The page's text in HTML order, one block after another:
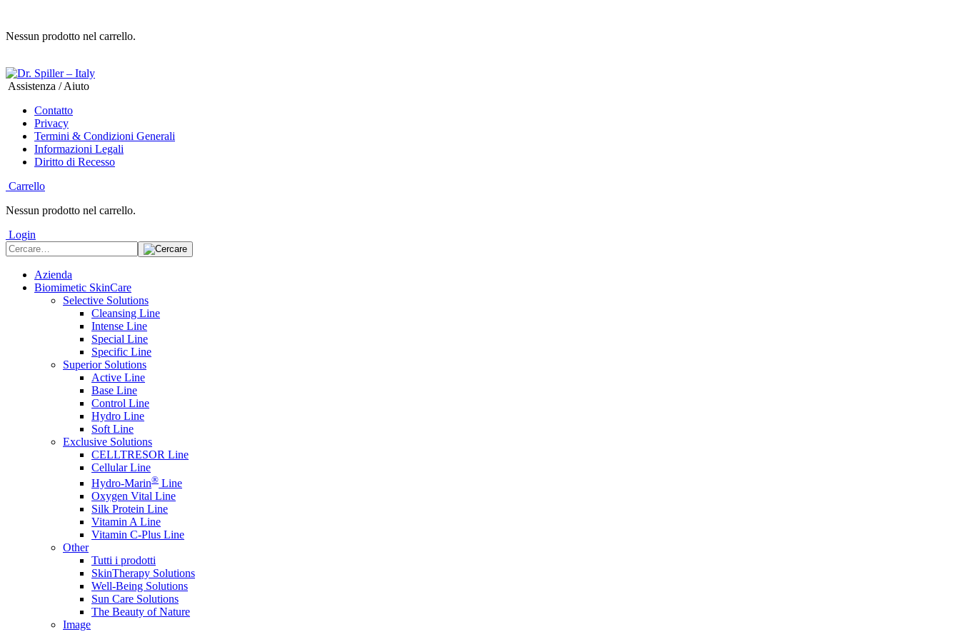
Nessun prodotto nel carrello.
Assistenza / Aiuto
Contatto
Privacy
Termini & Condizioni Generali
Informazioni Legali
Diritto di Recesso
Carrello
Nessun prodotto nel carrello.
Login
Azienda
Biomimetic SkinCare
Selective Solutions
Cleansing Line
Intense Line
Special Line
Specific Line
Superior Solutions
Active Line
Base Line
Control Line
Hydro Line
Soft Line
Exclusive Solutions
CELLTRESOR Line
Cellular Line
Hydro-Marin® Line
Oxygen Vital Line
Silk Protein Line
Vitamin A Line
Vitamin C-Plus Line
Other
Tutti i prodotti
SkinTherapy Solutions
Well-Being Solutions
Sun Care Solutions
The Beauty of Nature
Image